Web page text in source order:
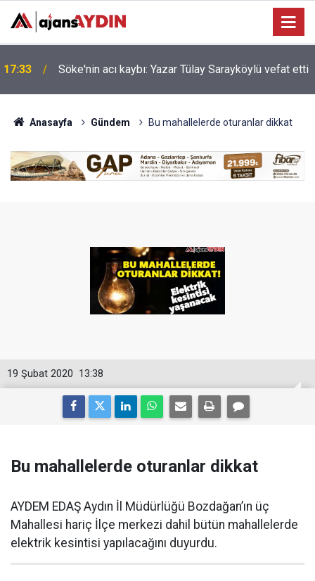
17:23
Nazilli'de motosiklet kazası: 16 yaşındaki Mustafa
vefat etti
Anasayfa Gündem Bu mahallelerde oturanlar dikkat
13:38
19 Şubat 2020
Bu mahallelerde oturanlar dikkat
AYDEM EDAŞ Aydın İl Müdürlüğü Bozdağan’ın üç
Mahallesi hariç İlçe merkezi dahil bütün mahallelerde
elektrik kesintisi yapılacağını duyurdu.